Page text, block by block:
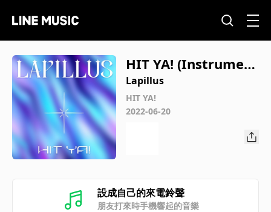
HIT YA! (Instrument
al)
Lapillus
HIT YA!
2022-06-20
設成自己的來電鈴聲
朋友打來時手機響起的音樂